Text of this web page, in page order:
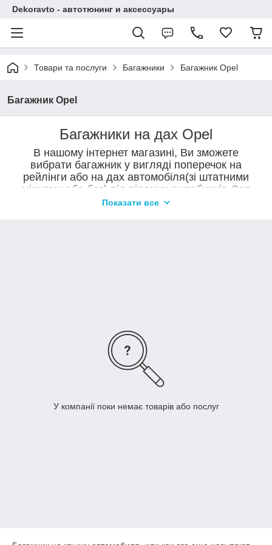
Dekoravto - автотюнинг и аксессуары
Товари та послуги Багажники Багажник Opel
Багажник Opel
Багажники на дах Opel
В нашому інтернет магазині, Ви зможете
вибрати багажник у вигляді поперечок на
рейлінги або на дах автомобіля(зі штатними
місцями або без) від відомих виробників Can
Otomotiv, Erkul, DesnaAvto.
Показати все
У компанії поки немає товарів або послуг